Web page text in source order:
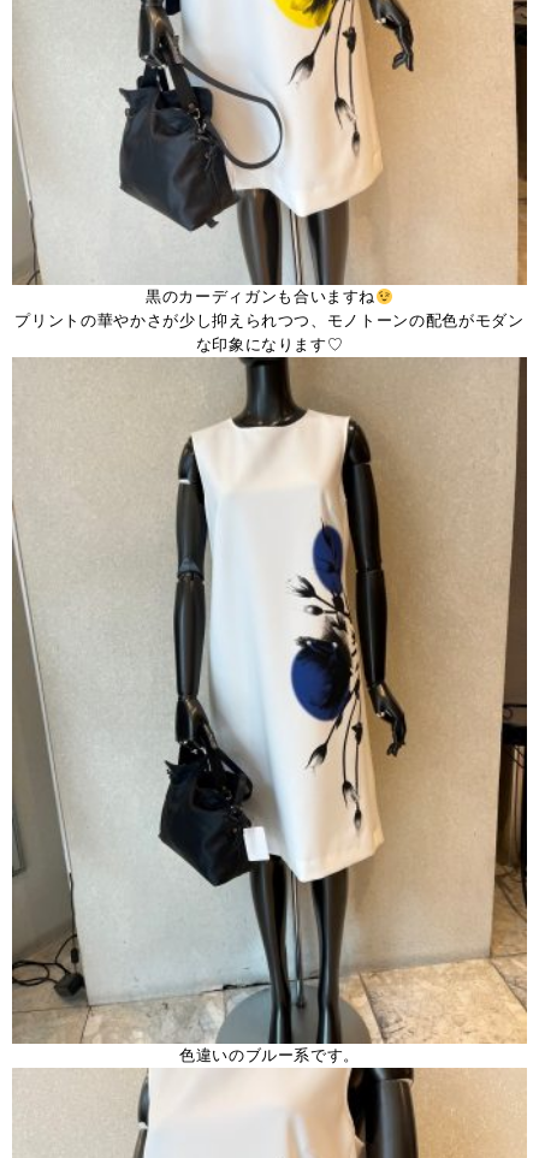
黒のカーディガンも合いますね
プリントの華やかさが少し抑えられつつ、モノトーンの配色がモダン
な印象になります♡
色違いのブルー系です。